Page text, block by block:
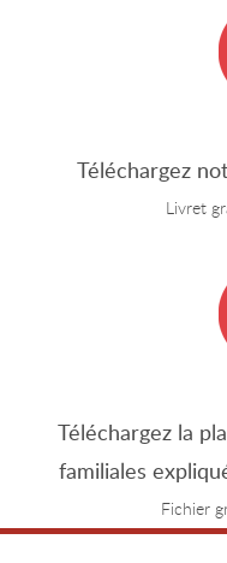
Téléchargez
Livret
Téléchargez la
familiales
Fichier